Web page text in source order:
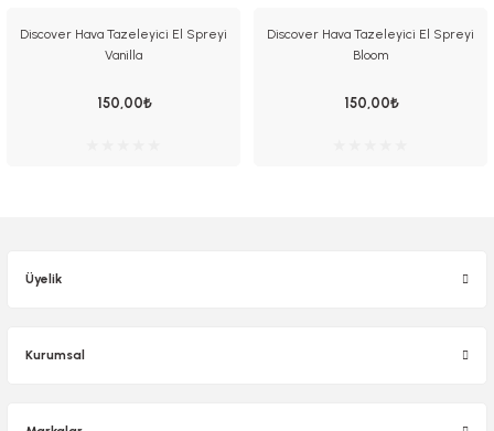
Esansiyel Aroma Difüzörü
Discover Hava Tazeleyici El Spreyi
Vanilla
150,00₺
Discover Hava Tazeleyici El Spreyi
Bloom
150,00₺
Üyelik
Kurumsal